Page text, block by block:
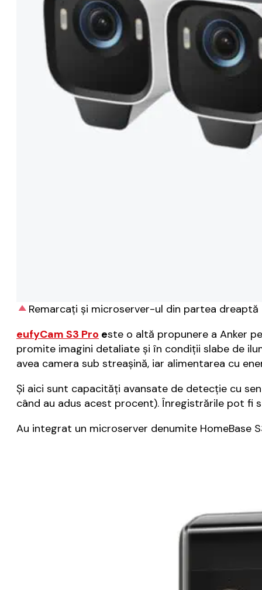
Remarcați și microserver-ul din partea dreaptă
eufyCam S3 Pro este o altă propunere a Anker
promite imagini detaliate și în condiții slabe de
avea camera sub streașină, iar alimentarea cu
Și aici sunt capacități avansate de detecție cu
când au adus acest procent). Înregistrările pot fi
Au integrat un microserver denumite HomeBase